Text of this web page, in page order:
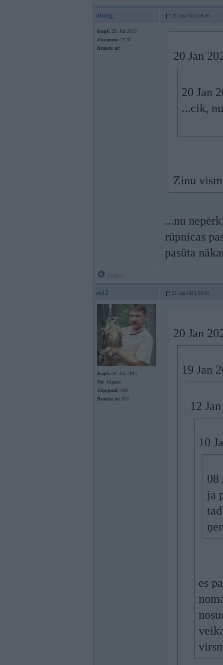
alnisg 23. Jan 2023, 08:06
Kopš: 29. Jul 2015
Ziņojumi: 2120
Braucu ar:
20 Jan
20 Jan
...cik,
Zinu
...nu
rūpnīcas
pasūta
m12 23. Jan 2023, 09:03
Kopš: 04. Jan 2011
No: Jelgava
Ziņojumi: 546
Braucu ar: 955
20 Jan
19 Jan
12
10
08
ja
es